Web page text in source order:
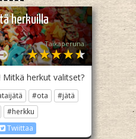
herkuilla
Taikaperuna
herkut valitset?
#ota
#jätä
#herkku
Twiittaa